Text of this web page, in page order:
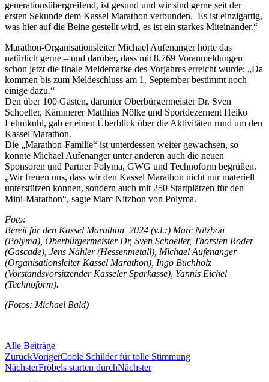
generationsübergreifend, ist gesund und wir sind gerne seit der
ersten Sekunde dem Kassel Marathon verbunden. Es ist einzigartig,
was hier auf die Beine gestellt wird, es ist ein starkes Miteinander.“
Marathon-Organisationsleiter Michael Aufenanger hörte das
natürlich gerne – und darüber, dass mit 8.769 Voranmeldungen
schon jetzt die finale Meldemarke des Vorjahres erreicht wurde: „Da
kommen bis zum Meldeschluss am 1. September bestimmt noch
einige dazu.“
Den über 100 Gästen, darunter Oberbürgermeister Dr. Sven
Schoeller, Kämmerer Matthias Nölke und Sportdezernent Heiko
Lehmkuhl, gab er einen Überblick über die Aktivitäten rund um den
Kassel Marathon.
Die „Marathon-Familie“ ist unterdessen weiter gewachsen, so
konnte Michael Aufenanger unter anderen auch die neuen
Sponsoren und Partner Polyma, GWG und Technoform begrüßen.
„Wir freuen uns, dass wir den Kassel Marathon nicht nur materiell
unterstützen können, sondern auch mit 250 Startplätzen für den
Mini-Marathon“, sagte Marc Nitzbon von Polyma.
Foto:
Bereit für den Kassel Marathon 2024 (v.l.:) Marc Nitzbon
(Polyma), Oberbürgermeister Dr, Sven Schoeller, Thorsten Röder
(Gascade), Jens Nähler (Hessenmetall), Michael Aufenanger
(Organisationsleiter Kassel Marathon), Ingo Buchholz
(Vorstandsvorsitzender Kasseler Sparkasse), Yannis Eichel
(Technoform).
(Fotos: Michael Bald)
Alle Beiträge
ZurückVorigerCoole Schilder für tolle Stimmung
NächsterFröbels starten durchNächster